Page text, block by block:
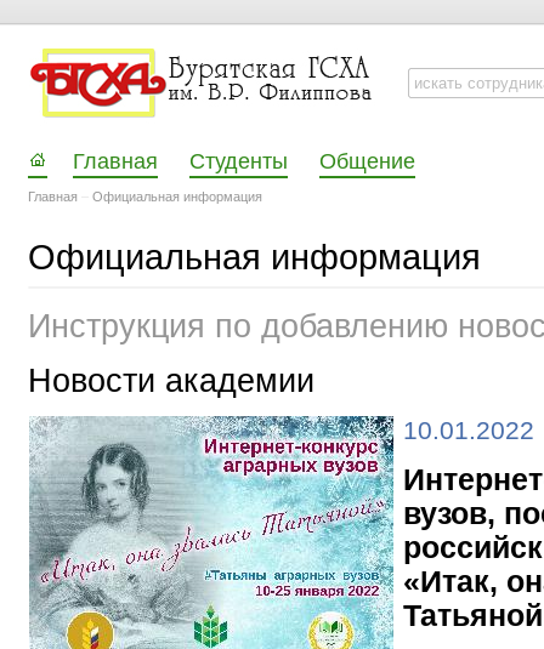
Главная Студенты Общение
Главная Официальная информация
Официальная информация
Инструкция по добавлению
Новости академии
10.01.2022
вузов,
«Итак,